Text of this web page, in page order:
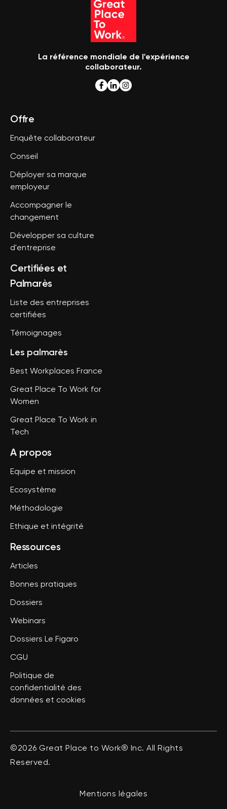
La référence mondiale de l'expérience
collaborateur.
Offre
Enquête collaborateur
Conseil
Déployer sa marque
employeur
Accompagner le
changement
Développer sa culture
d'entreprise
Certifiées et
Palmarès
Liste des entreprises
certifiées
Témoignages
Les palmarès
Best Workplaces France
Great Place To Work for
Women
Great Place To Work in
Tech
A propos
Equipe et mission
Ecosystème
Méthodologie
Ethique et intégrité
Ressources
Articles
Bonnes pratiques
Dossiers
Webinars
Dossiers Le Figaro
CGU
Politique de
confidentialité des
données et cookies
©2026 Great Place to Work® Inc. All Rights
Reserved.
Mentions légales